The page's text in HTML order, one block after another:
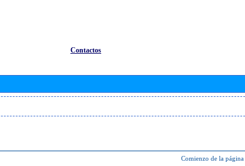
Contactos
Comienzo de la página